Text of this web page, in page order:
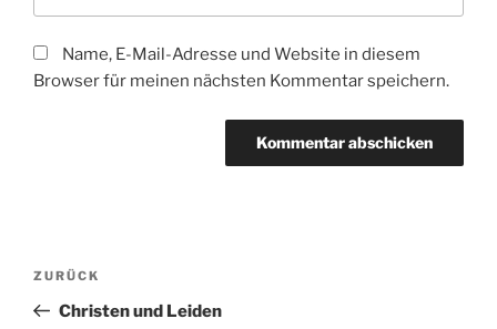
Name, E-Mail-Adresse und Website in diesem
Browser für meinen nächsten Kommentar speichern.
Beitragsnavigation
Vorheriger
Beitrag
ZURÜCK
Christen und Leiden